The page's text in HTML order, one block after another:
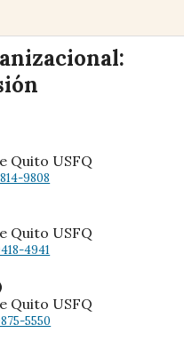
Quito USFQ
9808
Quito USFQ
4941
Quito USFQ
5550